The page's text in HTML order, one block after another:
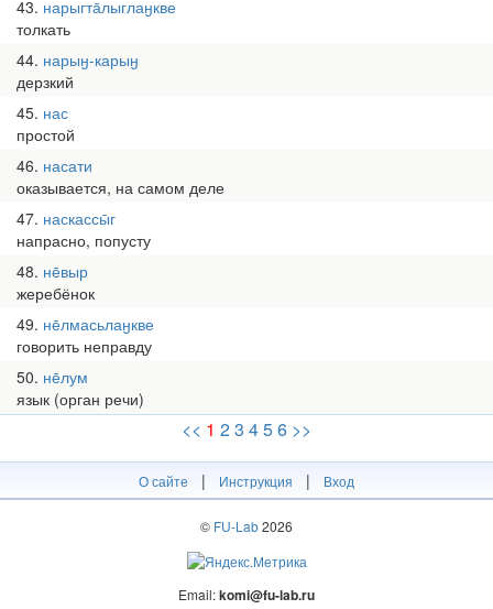
43 нарыгта̄лыглаӈкве
толкать
44 нарыӈ-карыӈ
дерзкий
45 нас
простой
46 насати
оказывается, на самом деле
47 наскассы̄г
напрасно, попусту
48 не̄выр
жеребёнок
49 не̄лмасьлаӈкве
говорить неправду
50 не̄лум
язык (орган речи)
<< 1 23 456 >>
О сайте | Инструкция | Вход
© FU-Lab2026
Email:komi@fu-lab.ru